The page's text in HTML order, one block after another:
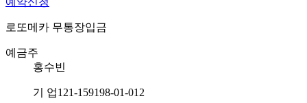
로또메카 무통장입금
예금주
홍수빈
기 업121-159198-01-012